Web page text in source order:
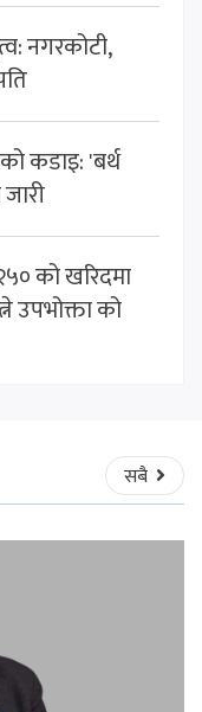
नगरकोटी,
कडाइ: 'बर्थ
को खरिदमा
उपभोक्ता को
सबै